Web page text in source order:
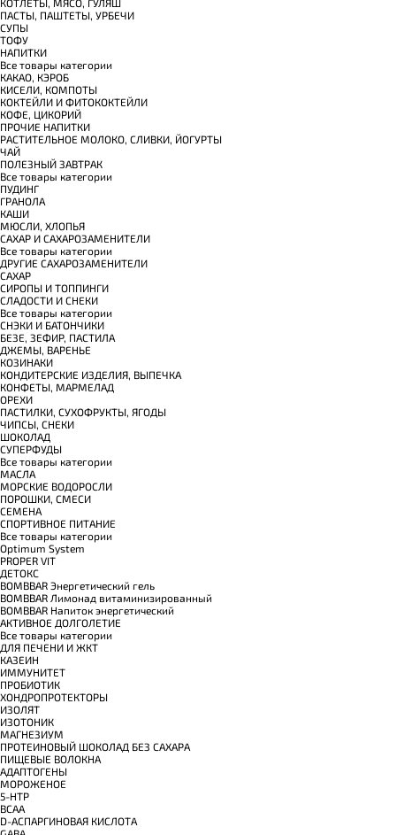
ПАСТЫ, ПАШТЕТЫ, УРБЕЧИ
СУПЫ
ТОФУ
НАПИТКИ
Все товары категории
КАКАО, КЭРОБ
КИСЕЛИ, КОМПОТЫ
КОКТЕЙЛИ И ФИТОКОКТЕЙЛИ
КОФЕ, ЦИКОРИЙ
ПРОЧИЕ НАПИТКИ
РАСТИТЕЛЬНОЕ МОЛОКО, СЛИВКИ, ЙОГУРТЫ
ЧАЙ
ПОЛЕЗНЫЙ ЗАВТРАК
Все товары категории
ПУДИНГ
ГРАНОЛА
КАШИ
МЮСЛИ, ХЛОПЬЯ
САХАР И САХАРОЗАМЕНИТЕЛИ
Все товары категории
ДРУГИЕ САХАРОЗАМЕНИТЕЛИ
САХАР
СИРОПЫ И ТОППИНГИ
СЛАДОСТИ И СНЕКИ
Все товары категории
СНЭКИ И БАТОНЧИКИ
БЕЗЕ, ЗЕФИР, ПАСТИЛА
ДЖЕМЫ, ВАРЕНЬЕ
КОЗИНАКИ
КОНДИТЕРСКИЕ ИЗДЕЛИЯ, ВЫПЕЧКА
КОНФЕТЫ, МАРМЕЛАД
ОРЕХИ
ПАСТИЛКИ, СУХОФРУКТЫ, ЯГОДЫ
ЧИПСЫ, СНЕКИ
ШОКОЛАД
СУПЕРФУДЫ
Все товары категории
МАСЛА
МОРСКИЕ ВОДОРОСЛИ
ПОРОШКИ, СМЕСИ
СЕМЕНА
СПОРТИВНОЕ ПИТАНИЕ
Все товары категории
Optimum System
PROPER VIT
ДЕТОКС
BOMBBAR Энергетический гель
BOMBBAR Лимонад витаминизированный
BOMBBAR Напиток энергетический
АКТИВНОЕ ДОЛГОЛЕТИЕ
Все товары категории
ДЛЯ ПЕЧЕНИ И ЖКТ
КАЗЕИН
ИММУНИТЕТ
ПРОБИОТИК
ХОНДРОПРОТЕКТОРЫ
ИЗОЛЯТ
ИЗОТОНИК
МАГНЕЗИУМ
ПРОТЕИНОВЫЙ ШОКОЛАД БЕЗ САХАРА
ПИЩЕВЫЕ ВОЛОКНА
АДАПТОГЕНЫ
МОРОЖЕНОЕ
5-HTP
BCAA
D-АСПАРГИНОВАЯ КИСЛОТА